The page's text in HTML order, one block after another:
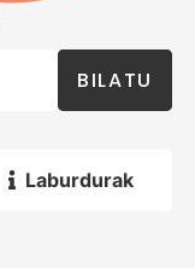
BILATU
Laburdurak